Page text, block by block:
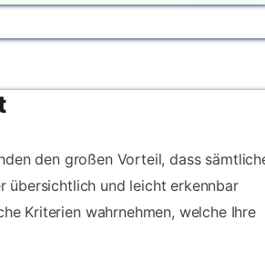
den großen Vorteil, dass
übersichtlich und leicht erkennbar
Kriterien wahrnehmen, welche Ihre